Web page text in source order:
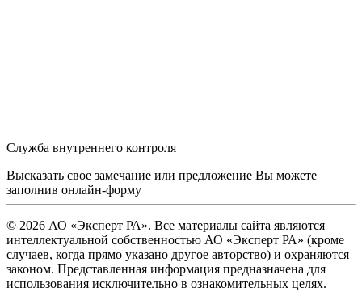
Служба внутреннего контроля
Высказать свое замечание или предложение Вы можете
заполнив онлайн-форму
© 2026 АО «Эксперт РА». Все материалы сайта являются
интеллектуальной собственностью АО «Эксперт РА» (кроме
случаев, когда прямо указано другое авторство) и охраняются
законом. Представленная информация предназначена для
использования исключительно в ознакомительных целях.